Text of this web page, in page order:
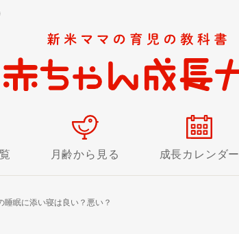
月齢から見る 成長カレンダー
睡眠に添い寝は良い？悪い？